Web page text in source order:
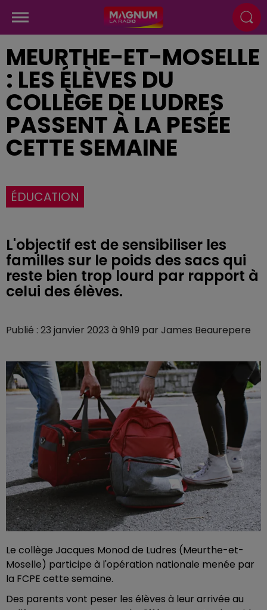
MEURTHE-ET-MOSELLE
: LES ÉLÈVES DU
COLLÈGE DE LUDRES
PASSENT À LA PESÉE
CETTE SEMAINE
ÉDUCATION
L'objectif est de sensibiliser les
familles sur le poids des sacs qui
reste bien trop lourd par rapport à
celui des élèves.
Publié : 23 janvier 2023 à 9h19 par James Beaurepere
Le collège Jacques Monod de Ludres (Meurthe-et-
Moselle) participe à l'opération nationale menée par
la FCPE cette semaine.
Des parents vont peser les élèves à leur arrivée au